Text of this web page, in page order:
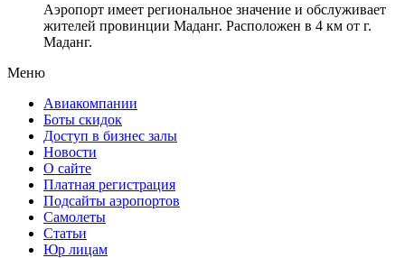
Аэропорт имеет региональное значение и обслуживает
жителей провинции Маданг. Расположен в 4 км от г.
Маданг.
Меню
Авиакомпании
Боты скидок
Доступ в бизнес залы
Новости
О сайте
Платная регистрация
Подсайты аэропортов
Самолеты
Статьи
Юр лицам